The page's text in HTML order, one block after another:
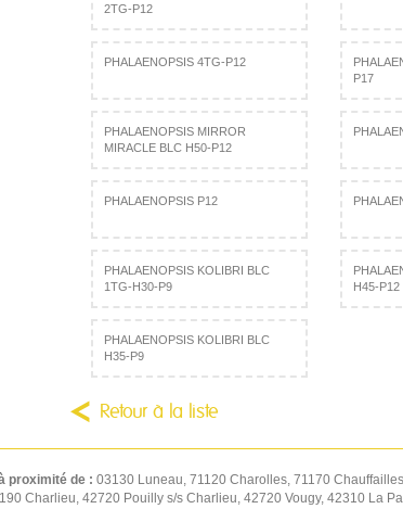
2TG-P12
PHALAENOPSIS 4TG-P12
P17
PHALAENOPSIS MIRROR
MIRACLE BLC H50-P12
PHALAENOPSIS P12
PHALAENOPSIS KOLIBRI BLC
1TG-H30-P9
H45-P12
PHALAENOPSIS KOLIBRI BLC
H35-P9
Retour à la liste
proximité de : 03130 Luneau, 71120 Charolles, 71170
Charlieu, 42720 Pouilly s/s Charlieu, 42720 Vougy, 42310 La